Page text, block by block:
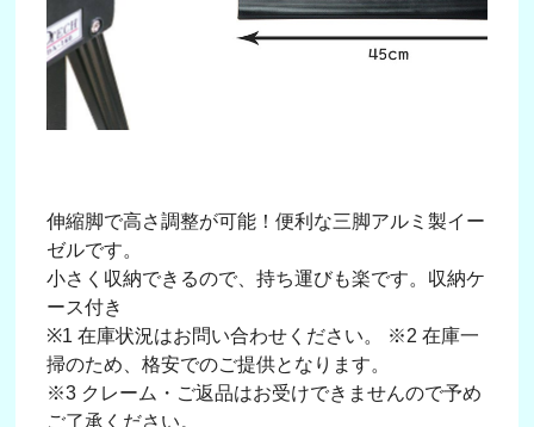
伸縮脚で高さ調整が可能！便利な三脚アルミ製イー
ゼルです。
小さく収納できるので、持ち運びも楽です。収納ケ
ース付き
※1 在庫状況はお問い合わせください。 ※2 在庫一
掃のため、格安でのご提供となります。
※3 クレーム・ご返品はお受けできませんので予め
ご了承ください。